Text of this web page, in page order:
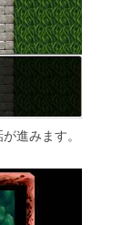
進みます。